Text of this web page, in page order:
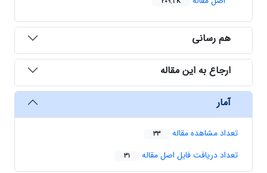
هم رسانی
ارجاع به این مقاله
آمار
تعداد مشاهده مقاله 33
تعداد دریافت فایل اصل مقاله 31